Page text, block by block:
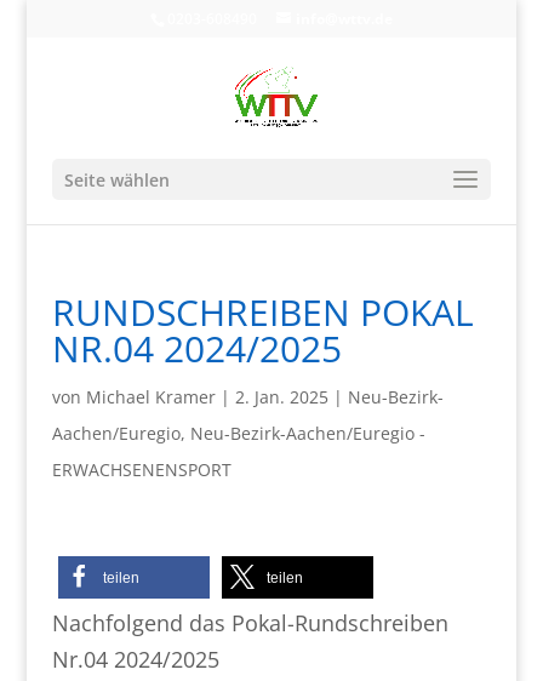
Seite wählen
RUNDSCHREIBEN POKAL
NR.04 2024/2025
von Michael Kramer| 2. Jan. 2025| Neu-Bezirk-
Aachen/Euregio, Neu-Bezirk-Aachen/Euregio -
ERWACHSENENSPORT
teilen teilen
Nachfolgend das Pokal-Rundschreiben
Nr.04 2024/2025